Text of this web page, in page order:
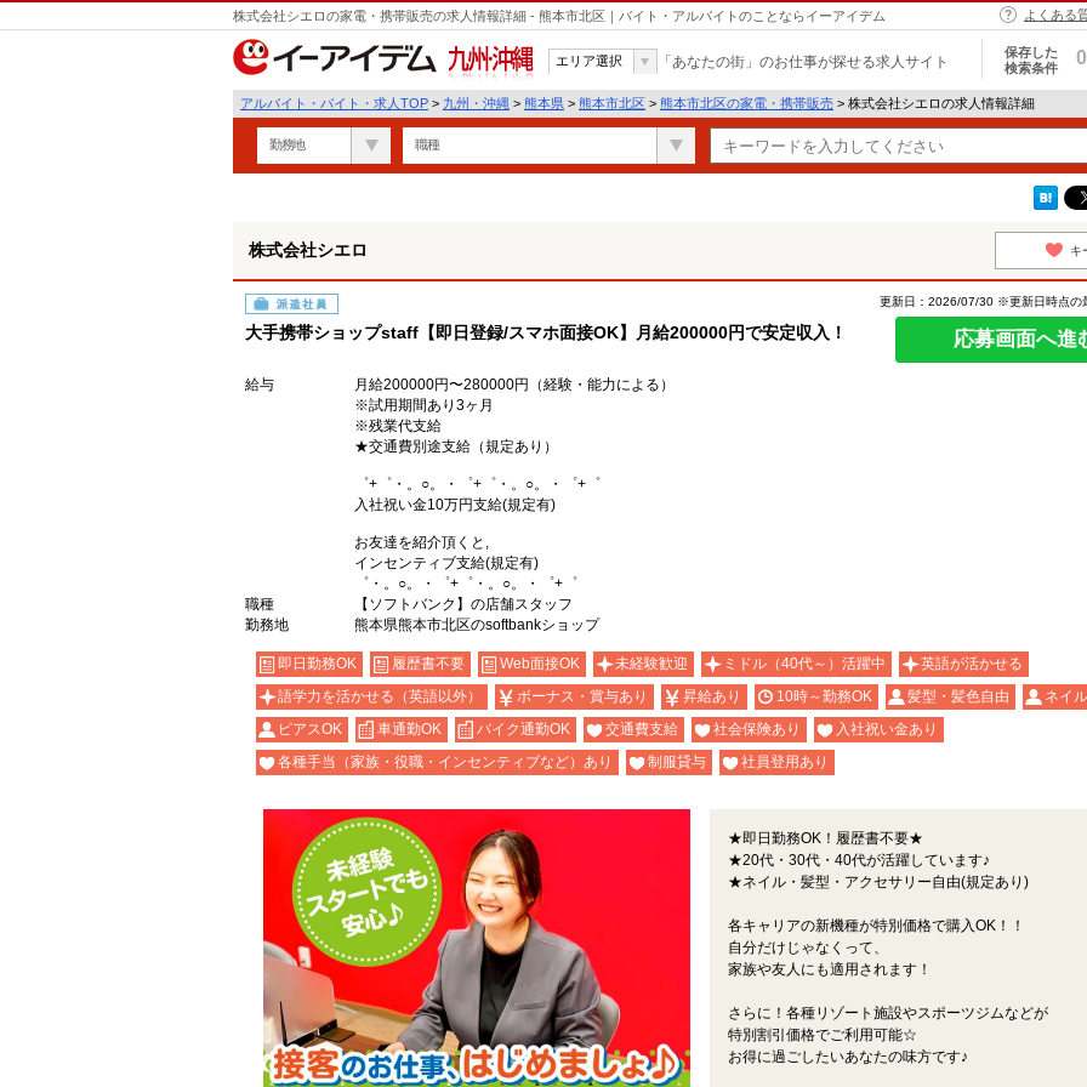
株式会社シエロの家電・携帯販売の求人情報詳細 - 熊本市北区｜バイト・アルバイトのことならイーアイデム よくある
九州・沖縄
エリア選択 「あなたの街」のお仕事が探せる求人サイト
保存した
検索条件
0
アルバイト・バイト・求人TOP > 九州・沖縄 > 熊本県 > 熊本市北区 > 熊本市北区の家電・携帯販売 > 株式会社シエロの求人情報詳細
勤務地 職種
株式会社シエロ キ
派遣社員
大手携帯ショップstaff【即日登録/スマホ面接OK】月給200000円で安定収入！
更新日：2026/07/30 ※更新日時点の
応募画面へ進
給与
月給200000円〜280000円（経験・能力による）
※試用期間あり3ヶ月
※残業代支給
★交通費別途支給（規定あり）
゜+゜・。○。・゜+゜・。○。・゜+゜
入社祝い金10万円支給(規定有)
お友達を紹介頂くと,
インセンティブ支給(規定有)
゜・。○。・゜+゜・。○。・゜+゜
職種
【ソフトバンク】の店舗スタッフ
勤務地
熊本県熊本市北区のsoftbankショップ
即日勤務OK 履歴書不要 Web面接OK 未経験歓迎 ミドル（40代～）活躍中
英語が活かせる
語学力を活かせる（英語以外）
ボーナス・賞与あり 昇給あり 10時～勤務OK 髪型・髪色自由
ネイ
ピアスOK
車通勤OK バイク通勤OK 交通費支給 社会保険あり
入社祝い金あり
各種手当（家族・役職・インセンティブなど）あり
制服貸与 社員登用あり
★即日勤務OK！履歴書不要★
★20代・30代・40代が活躍しています♪
★ネイル・髪型・アクセサリー自由(規定あり)
各キャリアの新機種が特別価格で購入OK！！
自分だけじゃなくって、
家族や友人にも適用されます！
さらに！各種リゾート施設やスポーツジムなどが
特別割引価格でご利用可能☆
お得に過ごしたいあなたの味方です♪